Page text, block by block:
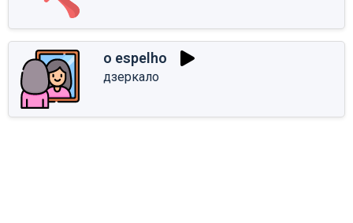
o espelho
дзеркало